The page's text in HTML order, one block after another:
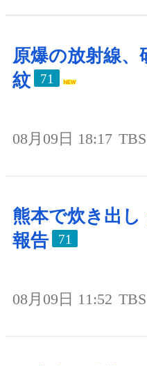
原爆の放射線、
紋
71
08月09日 18:17
熊本で炊き出
報告
71
08月09日 11:52